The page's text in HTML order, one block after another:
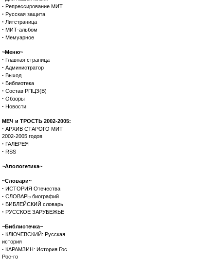
· Репрессирование МИТ
· Русская защита
· Литстраница
· МИТ-альбом
· Мемуарное
~Меню~
· Главная страница
· Администратор
· Выход
· Библиотека
· Состав РПЦЗ(В)
· Обзоры
· Новости
МЕЧ и ТРОСТЬ 2002-2005:
· АРХИВ СТАРОГО МИТ
2002-2005 годов
· ГАЛЕРЕЯ
· RSS
~Апологетика~
~Словари~
· ИСТОРИЯ Отечества
· СЛОВАРЬ биографий
· БИБЛЕЙСКИЙ словарь
· РУССКОЕ ЗАРУБЕЖЬЕ
~Библиотечка~
· КЛЮЧЕВСКИЙ: Русская
история
· КАРАМЗИН: История Гос.
Рос-го